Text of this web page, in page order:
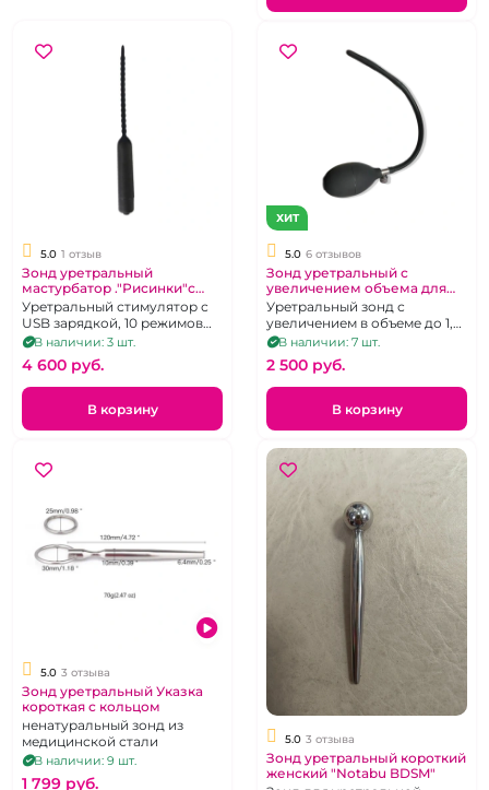
5.0 1 отзыв
Зонд уретральный
мастурбатор ."Рисинки"с
вибрацией
Уретральный стимулятор с
USB зарядкой, 10 режимов
вибрации
В наличии: 3 шт.
4 600 pуб.
В корзину
ХИТ
5.0 6 отзывов
Зонд уретральный с
увеличением объема для
продвинутого Медфетиша с
Грушей
Уретральный зонд с
увеличением в объеме до 1,5
см в диаметре
В наличии: 7 шт.
2 500 pуб.
В корзину
5.0 3 отзыва
Зонд уретральный Указка
короткая с кольцом
ненатуральный зонд из
медицинской стали
В наличии: 9 шт.
1 799 pуб.
5.0 3 отзыва
Зонд уретральный короткий
женский "Notabu BDSM"